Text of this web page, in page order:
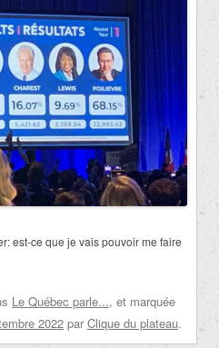
est-ce que je vais pouvoir me faire
Le Québec parle..., et marquée
2022 par Clique du plateau.